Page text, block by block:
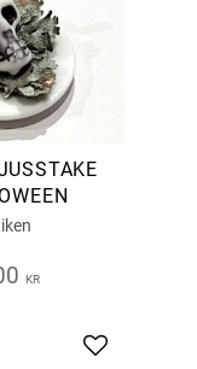
KR
Lägg till i